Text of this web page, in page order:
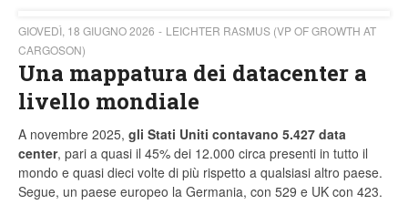
GIOVEDÌ, 18 GIUGNO 2026
LEICHTER RASMUS (VP OF GROWTH AT
CARGOSON)
Una mappatura dei datacenter a
livello mondiale
A novembre 2025, gli Stati Uniti contavano 5.427 data
center, pari a quasi il 45% dei 12.000 circa presenti in tutto il
mondo e quasi dieci volte di più rispetto a qualsiasi altro paese.
Segue, un paese europeo la Germania, con 529 e UK con 423.